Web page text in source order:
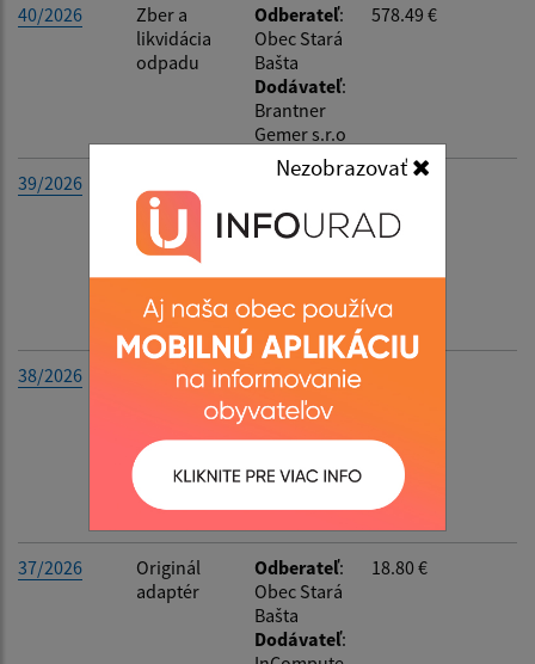
Nezobrazovať
Reset
40/2026
Zber a
likvidácia
odpadu
Odberateľ:
Obec Stará
Bašta
Dodávateľ:
Brantner
Gemer s.r.o
578.49 €
39/2026
nájom
Odberateľ:
Bašta
Slovenský
pozemkový
fond
34.52 €
38/2026
Splátka za
Odberateľ:
Obec Stará
Bašta
Dodávateľ:
Slovenský
fond
37/2026
Originál
adaptér
Odberateľ:
Obec Stará
Bašta
Dodávateľ:
18.80 €